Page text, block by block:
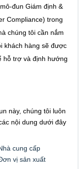
đun Giám định &
Compliance) trong
chúng tôi cần nắm
khách hàng sẽ được
hỗ trợ và định hướng
này, chúng tôi luôn
nội dung dưới đây
cung cấp
vị sản xuất